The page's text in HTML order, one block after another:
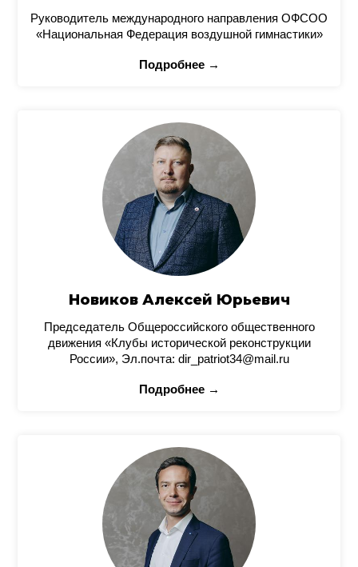
Руководитель международного направления ОФСОО
«Национальная Федерация воздушной гимнастики»
Подробнее →
Новиков Алексей Юрьевич
Председатель Общероссийского общественного
движения «Клубы исторической реконструкции
России», Эл.почта: dir_patriot34@mail.ru
Подробнее →